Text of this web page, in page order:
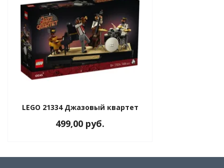
LEGO 21334 Джазовый квартет
499,00 руб.